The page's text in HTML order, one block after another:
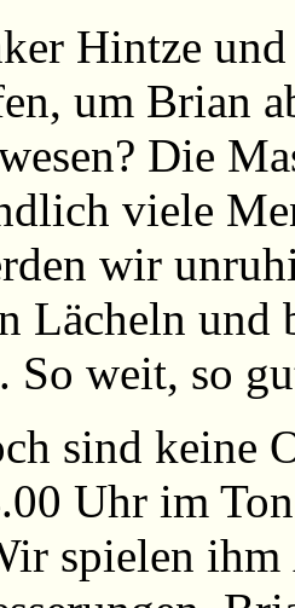
Hintze
um Brian
Die
viele
wir
Lächeln und
So weit, so
sind keine
Uhr im
spielen ihm